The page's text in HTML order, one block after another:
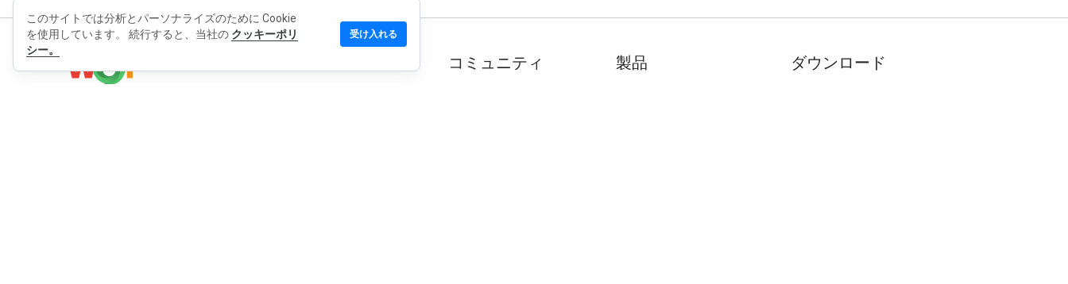
コミュニティ 製品 ダウンロード
このサイトでは分析とパーソナライズのために Cookie
を使用しています。 続行すると、当社の クッキーポリ
シー。
受け入れる